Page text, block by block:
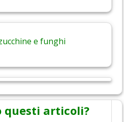
e funghi
questi articoli?